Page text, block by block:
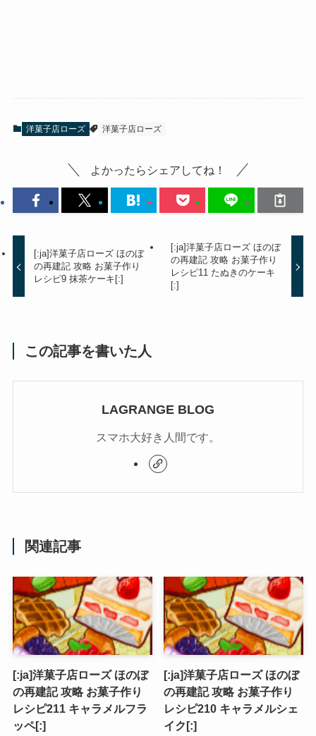
洋菓子店ローズ 洋菓子店ローズ
よかったらシェアしてね！
[:ja]洋菓子店ローズ ほのぼ
の再建記 攻略 お菓子作り
レシピ9 抹茶ケーキ[:]
[:ja]洋菓子店ローズ ほのぼ
の再建記 攻略 お菓子作り
レシピ11 たぬきのケーキ
[:]
この記事を書いた人
LAGRANGE BLOG
スマホ大好き人間です。
関連記事
[:ja]洋菓子店ローズ ほのぼ
の再建記 攻略 お菓子作り
レシピ211 キャラメルフラ
ッペ[:]
[:ja]洋菓子店ローズ ほのぼ
の再建記 攻略 お菓子作り
レシピ210 キャラメルシェ
イク[:]